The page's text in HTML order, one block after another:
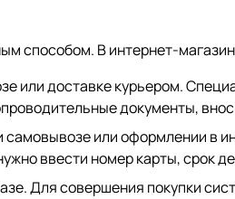
способом. В интернет-
или доставке курьером.
документы,
самовывозе или оформлении в
ввести номер карты, срок
Для совершения покупки